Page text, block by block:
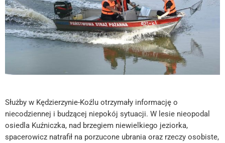
Służby w Kędzierzynie-Koźlu otrzymały informację o
niecodziennej i budzącej niepokój sytuacji. W lesie nieopodal
osiedla Kuźniczka, nad brzegiem niewielkiego jeziorka,
spacerowicz natrafił na porzucone ubrania oraz rzeczy osobiste,